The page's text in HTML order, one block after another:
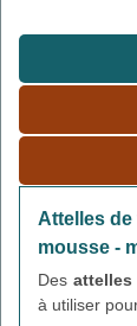
Attelles
mousse -
Des
à utiliser